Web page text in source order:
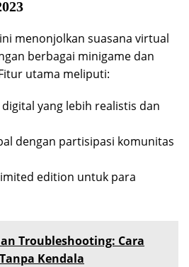
menonjolkan suasana virtual
berbagai minigame dan
utama meliputi:
yang lebih realistis dan
dengan partisipasi komunitas
edition untuk para
Troubleshooting: Cara
Kendala